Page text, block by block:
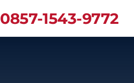
0857-1543-9772